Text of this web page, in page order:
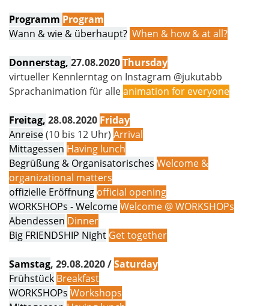
Programm Program
Wann & wie & überhaupt? When & how & at all?
Donnerstag, 27.08.2020Thursday
virtueller Kennlerntag on Instagram @jukutabb
Sprachanimation für alleanimation for everyone
Freitag, 28.08.2020 Friday
Anreise(10 bis 12 Uhr) Arrival
Mittagessen Having lunch
Begrüßung & Organisatorisches Welcome &
organizational matters
offizielle Eröffnung official opening
WORKSHOPs - WelcomeWelcome @ WORKSHOPs
Abendessen Dinner
Big FRIENDSHIP Night Get together
Samstag, 29.08.2020 /Saturday
Frühstück Breakfast
WORKSHOPs Workshops